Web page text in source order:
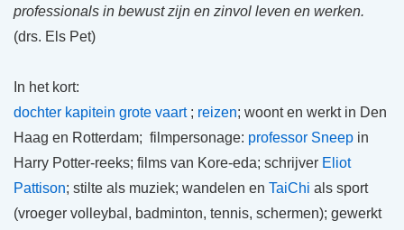
professionals in bewust zijn en zinvol leven en werken.
(drs. Els Pet)
In het kort:
dochter kapitein grote vaart; reizen; woont en werkt in Den
Haag en Rotterdam; filmpersonage: professor Sneep in
Harry Potter-reeks; films van Kore-eda; schrijver Eliot
Pattison; stilte als muziek; wandelen en TaiChi als sport
(vroeger volleybal, badminton, tennis, schermen); gewerkt